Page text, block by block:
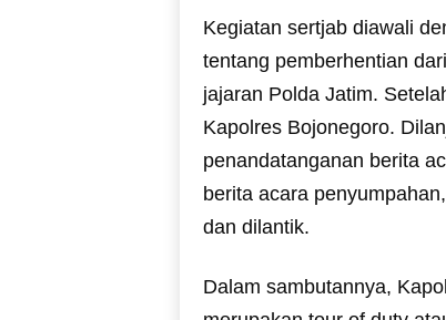
Kegiatan sertjab diawali
tentang pemberhentian
jajaran Polda Jatim.
Kapolres Bojonegoro.
penandatanganan berita
berita acara
dan dilantik.
Dalam sambutannya,